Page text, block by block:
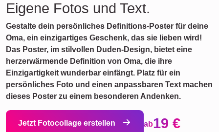
Eigene Fotos und Text.
Gestalte dein persönliches Definitions-Poster für deine
Oma, ein einzigartiges Geschenk, das sie lieben wird!
Das Poster, im stilvollen Duden-Design, bietet eine
herzerwärmende Definition von Oma, die ihre
Einzigartigkeit wunderbar einfängt. Platz für ein
persönliches Foto und einen anpassbaren Text machen
dieses Poster zu einem besonderen Andenken.
Jetzt Fotocollage erstellen ab19 €